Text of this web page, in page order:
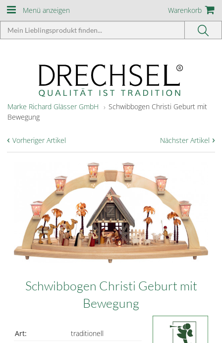
Menü anzeigen Warenkorb
Marke Richard Glässer GmbH
Schwibbogen Christi Geburt mit
Bewegung
Nächster Artikel ›
‹ Vorheriger Artikel
Schwibbogen Christi Geburt mit
Bewegung
Art:
traditionell